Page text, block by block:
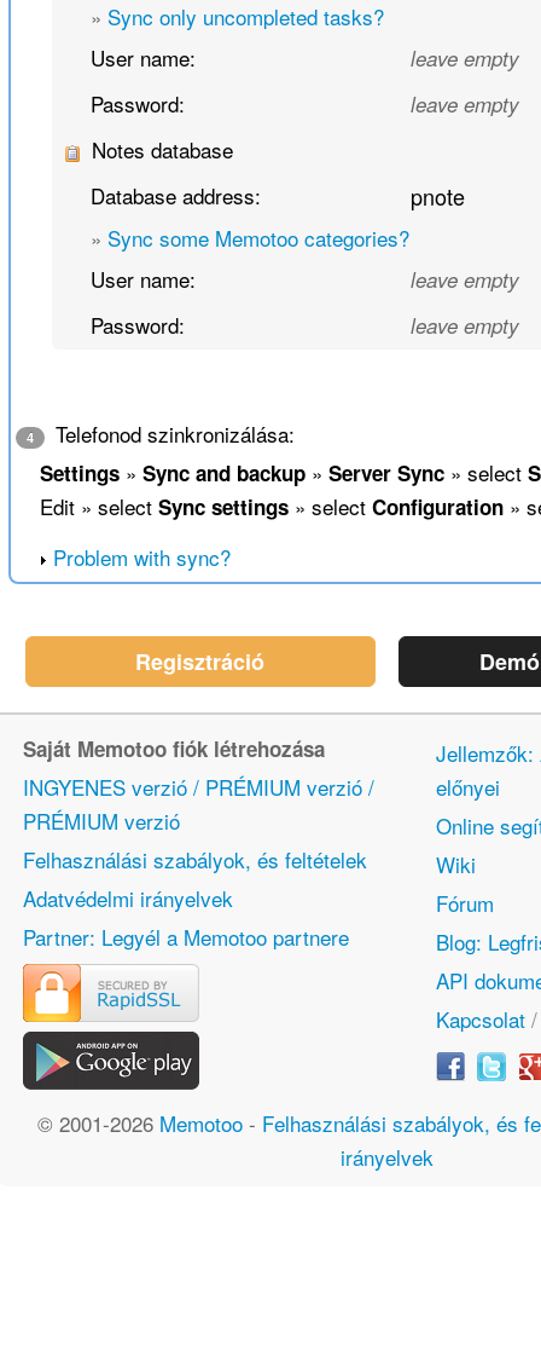
» Sync only uncompleted tasks?
User name:
leave empty
Password: leave empty
Notes database
Database address:
pnote
» Sync some Memotoo categories?
User name:
leave empty
Password: leave empty
4 Telefonod szinkronizálása:
Settings» Sync and backup» Server Sync» select
Edit » select Sync settings» select Configuration»
Problem with sync?
Regisztráció
Saját Memotoo fiók létrehozása
INGYENES verzió / PRÉMIUM verzió /
PRÉMIUM verzió
Felhasználási szabályok, és feltételek
Adatvédelmi irányelvek
Partner: Legyél a Memotoo partnere
Jellemzők:
előnyei
Online
Wiki
Fórum
Blog:
API
Kapcsolat
© 2001-2026 Memotoo- Felhasználási szabályok, és
irányelvek